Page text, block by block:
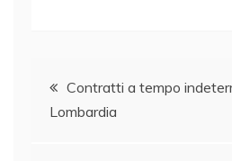
b
o
dI
A
Navigazione
articoli
Contratti a tempo
Lombardia